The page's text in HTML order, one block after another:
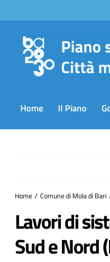
al
contenuto
Home Il Piano
Home Comune di Mola di Bari
Lavori di
Sud e Nord